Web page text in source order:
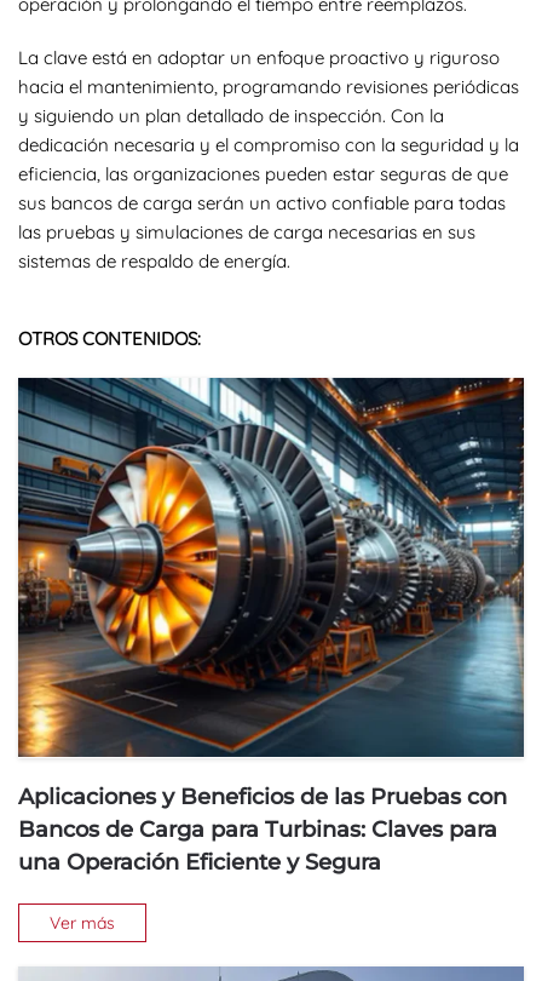
La clave está en adoptar un enfoque proactivo y riguroso
hacia el mantenimiento, programando revisiones periódicas
y siguiendo un plan detallado de inspección. Con la
dedicación necesaria y el compromiso con la seguridad y la
eficiencia, las organizaciones pueden estar seguras de que
sus bancos de carga serán un activo confiable para todas
las pruebas y simulaciones de carga necesarias en sus
sistemas de respaldo de energía.
OTROS CONTENIDOS:
Aplicaciones y Beneficios de las Pruebas con
Bancos de Carga para Turbinas: Claves para
una Operación Eficiente y Segura
Ver más